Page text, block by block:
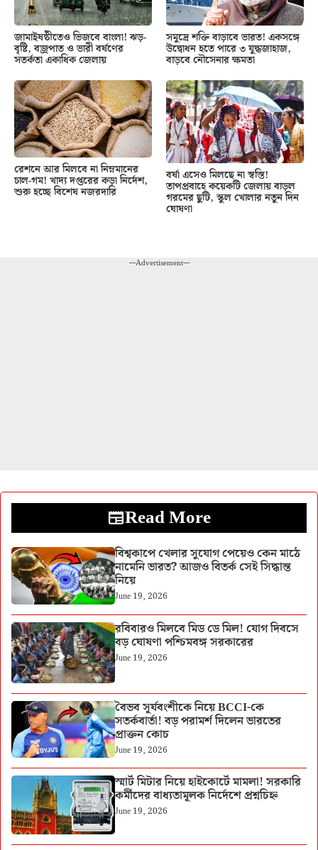
জামাইষষ্ঠীতেও ভিজবে বাংলা! ঝড়-
বৃষ্টি, বজ্রপাত ও ভারী বর্ষণের
সতর্কতা একাধিক জেলায়
সমুদ্রে শক্তি বাড়াবে ভারত! একসঙ্গে
উদ্বোধন হতে পারে ৩ যুদ্ধজাহাজ,
বাড়বে নৌসেনার ক্ষমতা
রেশনে আর মিলবে না নিম্নমানের
চাল-গম! খাদ্য দপ্তরের কড়া নির্দেশ,
শুরু হচ্ছে বিশেষ নজরদারি
বর্ষা এসেও মিলছে না স্বস্তি!
তাপপ্রবাহে কয়েকটি জেলায় বাড়ল
গরমের ছুটি, স্কুল খোলার নতুন দিন
ঘোষণা
---Advertisement---
Read More
বিশ্বকাপে খেলার সুযোগ পেয়েও কেন মাঠে
নামেনি ভারত? আজও বিতর্ক সেই সিদ্ধান্ত
নিয়ে
June 19, 2026
রবিবারও মিলবে মিড ডে মিল! যোগ দিবসে
বড় ঘোষণা পশ্চিমবঙ্গ সরকারের
June 19, 2026
বৈভব সূর্যবংশীকে নিয়ে BCCI-কে
সতর্কবার্তা! বড় পরামর্শ দিলেন ভারতের
প্রাক্তন কোচ
June 19, 2026
স্মার্ট মিটার নিয়ে হাইকোর্টে মামলা! সরকারি
কর্মীদের বাধ্যতামূলক নির্দেশে প্রশ্নচিহ্ন
June 19, 2026